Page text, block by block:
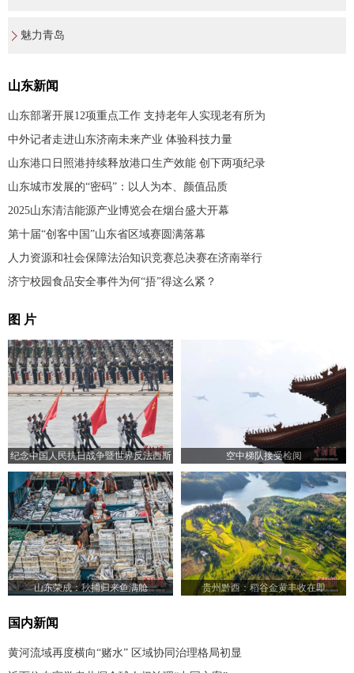
魅力青岛
山东新闻
山东部署开展12项重点工作 支持老年人实现老有所为
中外记者走进山东济南未来产业 体验科技力量
山东港口日照港持续释放港口生产效能 创下两项纪录
山东城市发展的“密码”：以人为本、颜值品质
2025山东清洁能源产业博览会在烟台盛大开幕
第十届“创客中国”山东省区域赛圆满落幕
人力资源和社会保障法治知识竞赛总决赛在济南举行
济宁校园食品安全事件为何“捂”得这么紧？
图 片
纪念中国人民抗日战争暨世界反法西斯
战争胜利80周年大会举行
空中梯队接受检阅
山东荣成：秋捕归来鱼满舱 贵州黔西：稻谷金黄丰收在即
国内新闻
黄河流域再度横向“赌水” 区域协同治理格局初显